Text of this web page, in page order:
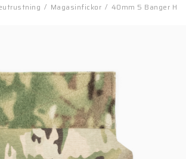
/ Magasinfickor / 40mm 5 Banger